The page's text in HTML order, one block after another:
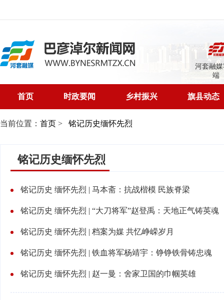
河套融
端
首页 时政要闻 乡村振兴 旗县动态
当前位置： 首页 > 铭记历史缅怀先烈
铭记历史缅怀先烈
铭记历史 缅怀先烈 | 马本斋：抗战楷模 民族脊梁
铭记历史 缅怀先烈 | “大刀将军”赵登禹：天地正气铸英魂
铭记历史 缅怀先烈 | 档案为媒 共忆峥嵘岁月
铭记历史 缅怀先烈 | 铁血将军杨靖宇：铮铮铁骨铸忠魂
铭记历史 缅怀先烈 | 赵一曼：舍家卫国的巾帼英雄